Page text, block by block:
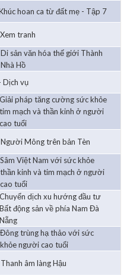
hoan ca từ đất mẹ - Tập 7
Xem tranh
Di sản văn hóa thế giới Thành
Nhà Hồ
Dịch vụ
Giải pháp tăng cường sức khỏe
tim mạch và thần kinh ở người
cao tuổi
Người Mông trên bản Tèn
Sâm Việt Nam với sức khỏe
thần kinh và tim mạch ở người
cao tuổi
Chuyển dịch xu hướng đầu tư
Bất động sản về phía Nam Đà
Nẵng
Đông trùng hạ thảo với sức
khỏe người cao tuổi
Thanh âm làng Hậu